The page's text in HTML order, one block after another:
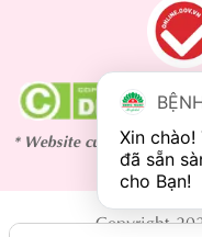
* Website cung cấp nội
Copyright
Xin
đã sẵn